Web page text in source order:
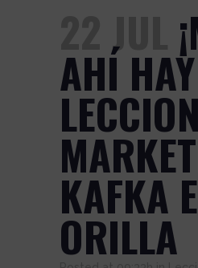
22 JUL
AHÍ HAY
KAFKA
ORILLA